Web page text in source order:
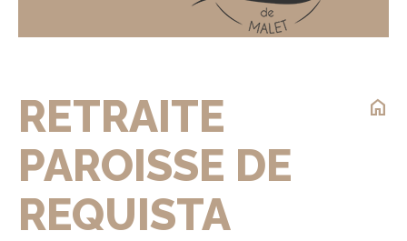
home
RETRAITE
PAROISSE DE
REQUISTA